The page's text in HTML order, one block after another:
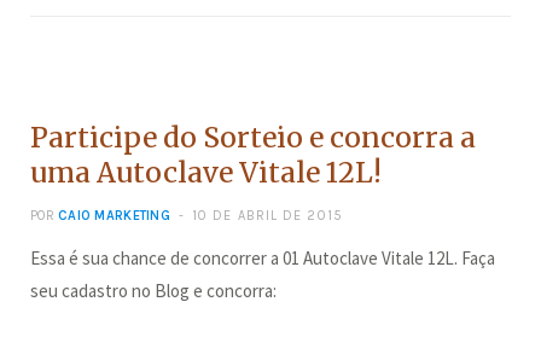
Participe do Sorteio e concorra a
uma Autoclave Vitale 12L!
POR CAIO MARKETING 10 DE ABRIL DE 2015
Essa é sua chance de concorrer a 01 Autoclave Vitale 12L. Faça
seu cadastro no Blog e concorra: